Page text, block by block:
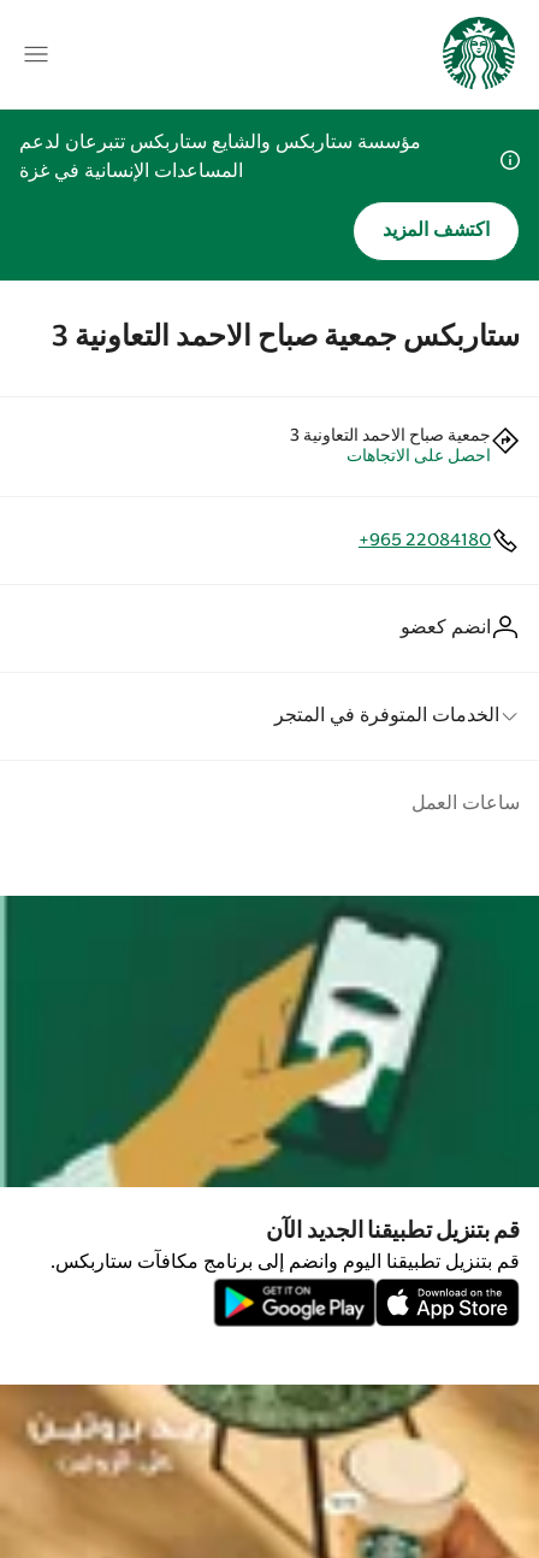
مؤسسة ستاربكس والشايع ستاربكس تتبرعان لدعم
المساعدات الإنسانية في غزة
اكتشف المزيد
ستاربكس جمعية صباح الاحمد التعاونية 3
جمعية صباح الاحمد التعاونية 3
احصل على الاتجاهات
+965 22084180
انضم كعضو
الخدمات المتوفرة في المتجر
ساعات العمل
قم بتنزيل تطبيقنا الجديد الآن
قم بتنزيل تطبيقنا اليوم وانضم إلى برنامج مكافآت ستاربكس.